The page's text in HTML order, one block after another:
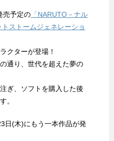
売予定の 「NARUTO－ナル
ストームジェネレーショ
クターが登場！
通り、世代を超えた夢の
ぎ、ソフトを購入した後
。
日(木)にもう一本作品が発